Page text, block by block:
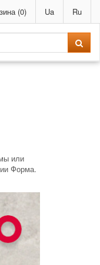
(0) Ua Ru
или
Форма.